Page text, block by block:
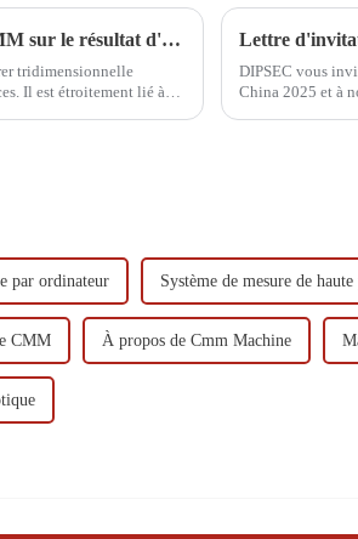
Quelle est l'influence de l'inspection de la sonde CMM sur le résultat d'étalonnage ?
tridimensionnelle
Il est étroitement lié à
Lettre
DIPSEC vous
China 2025 et à
par ordinateur Système de mesure de
CMM À propos de Cmm Machine